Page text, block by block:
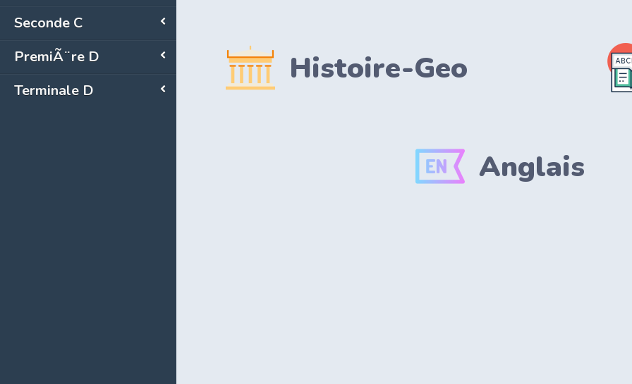
Seconde C
PremiÃ¨re D
Terminale D
Histoire-Geo
Anglais